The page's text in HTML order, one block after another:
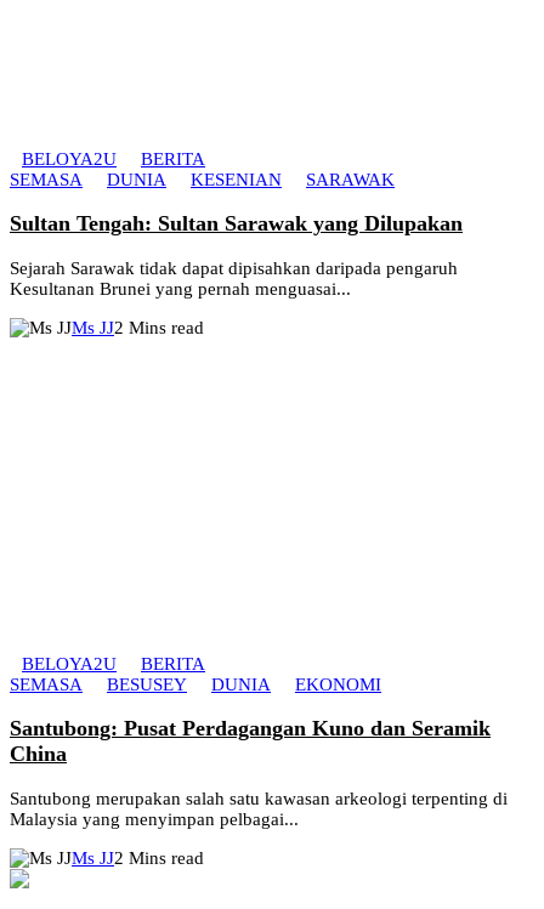
BELOYA2U
BERITA
SEMASA
DUNIA KESENIAN SARAWAK
Sultan Tengah: Sultan Sarawak yang Dilupakan
Sejarah Sarawak tidak dapat dipisahkan daripada pengaruh
Kesultanan Brunei yang pernah menguasai...
Ms JJ2 Mins read
BELOYA2U
BERITA
SEMASA
BESUSEY DUNIA EKONOMI
Santubong: Pusat Perdagangan Kuno dan Seramik
China
Santubong merupakan salah satu kawasan arkeologi terpenting di
Malaysia yang menyimpan pelbagai...
Ms JJ2 Mins read